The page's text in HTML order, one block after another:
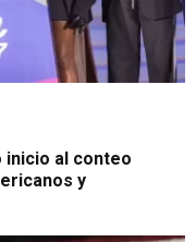
inicio al conteo
y